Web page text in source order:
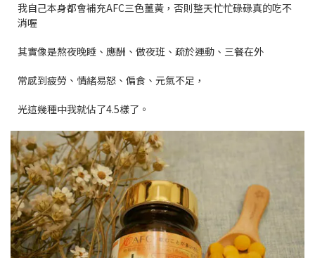
我自己本身都會補充AFC三色薑黃，否則整天忙忙碌碌真的吃不
消喔
其實像是熬夜晚睡、應酬、做夜班、疏於運動、三餐在外
常感到疲勞、情緒易怒、偏食、元氣不足，
光這幾種中我就佔了4.5樣了。